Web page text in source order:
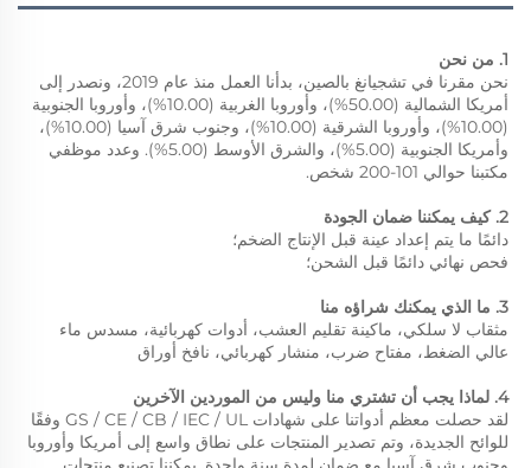
1. من نحن
مكتبنا حوالي 101-200 شخص.
2. كيف يمكننا ضمان الجودة
دائمًا ما يتم إعداد عينة قبل الإنتاج الضخم؛
فحص نهائي دائمًا قبل الشحن؛
3. ما الذي يمكنك شراؤه منا
عالي الضغط، مفتاح ضرب، منشار كهربائي، نافخ أوراق
4. لماذا يجب أن تشتري منا وليس من الموردين الآخرين